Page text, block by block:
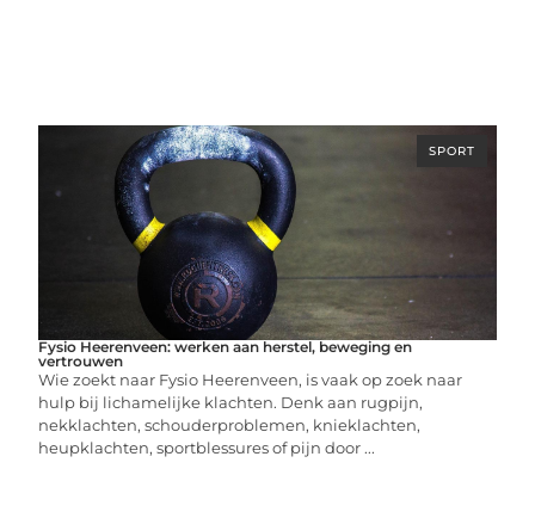
SPORT
Fysio Heerenveen: werken aan herstel, beweging en
vertrouwen
Wie zoekt naar Fysio Heerenveen, is vaak op zoek naar
hulp bij lichamelijke klachten. Denk aan rugpijn,
nekklachten, schouderproblemen, knieklachten,
heupklachten, sportblessures of pijn door ...